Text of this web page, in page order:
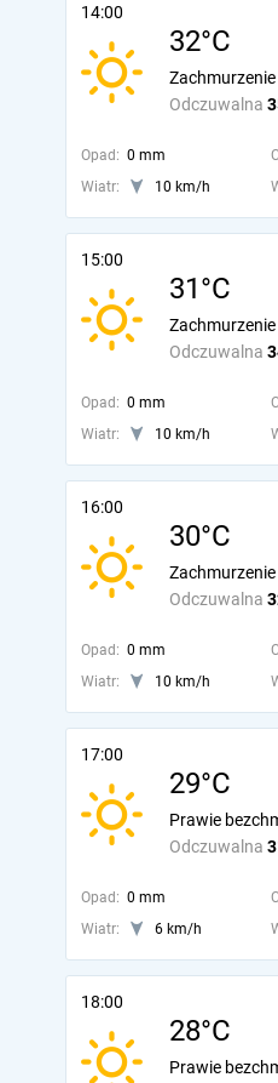
14:00
32°C
Odczuwalna
Zachmurzenie
Opad: 0 mm
Wiatr:
10 km/h
15:00
31°C
Odczuwalna
Zachmurzenie
Opad: 0 mm
Wiatr:
10 km/h
16:00
30°C
Odczuwalna
Zachmurzenie
Opad: 0 mm
Wiatr:
10 km/h
17:00
29°C
Odczuwalna
Prawie
Opad: 0 mm
Wiatr:
6 km/h
18:00
28°C
Prawie